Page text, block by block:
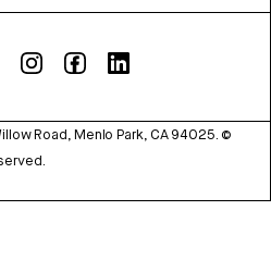
Road, Menlo Park, CA 94025. ©